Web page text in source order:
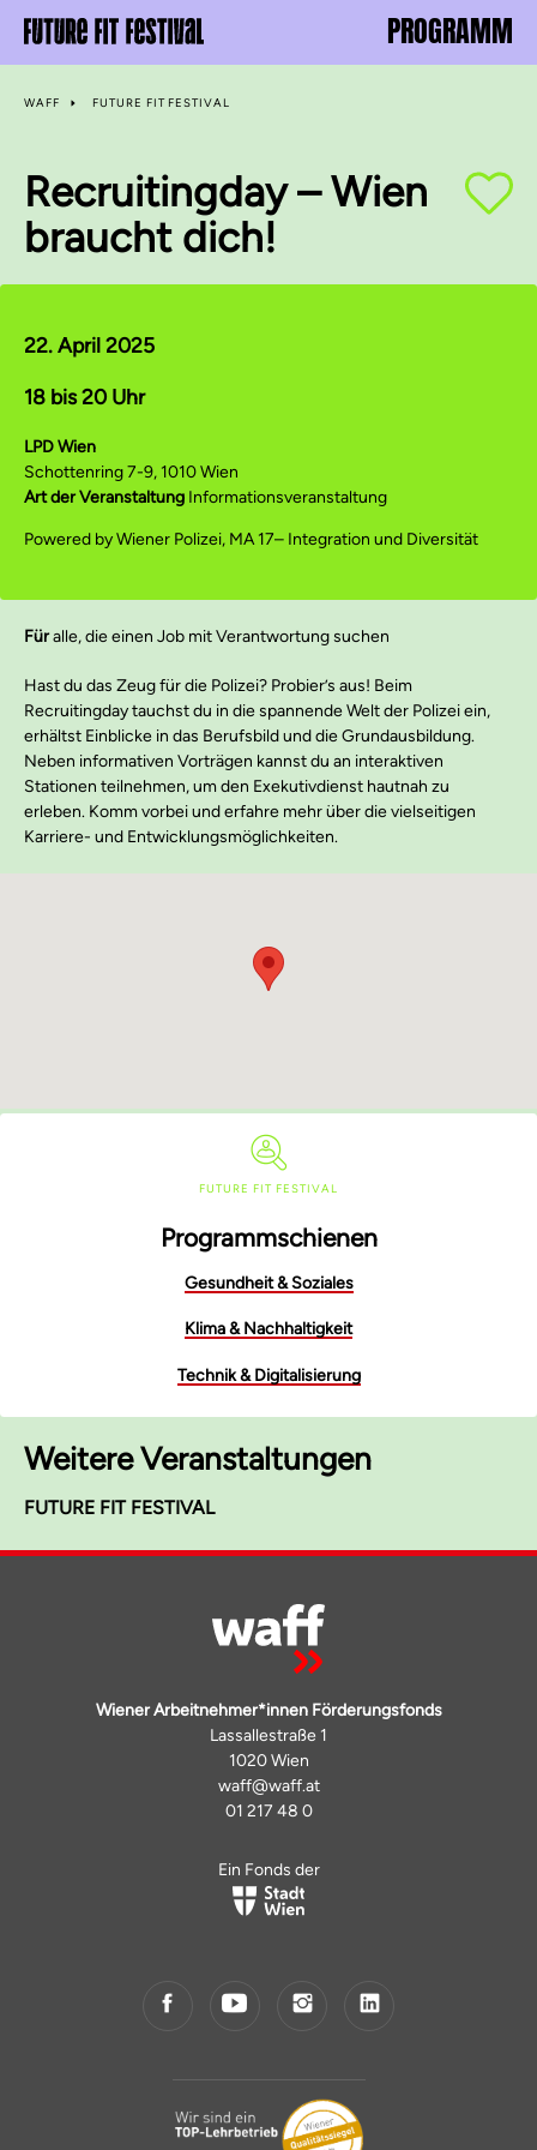
PROGRAMM
WAFF FUTURE FIT FESTIVAL
Recruitingday – Wien
braucht dich!
22. April 2025
18 bis 20 Uhr
LPD Wien
Schottenring 7-9, 1010 Wien
Art der Veranstaltung Informationsveranstaltung
Powered by Wiener Polizei, MA 17– Integration und Diversität
Füralle, die einen Job mit Verantwortung suchen
Hast du das Zeug für die Polizei? Probier’s aus! Beim
Recruitingday tauchst du in die spannende Welt der Polizei ein,
erhältst Einblicke in das Berufsbild und die Grundausbildung.
Neben informativen Vorträgen kannst du an interaktiven
Stationen teilnehmen, um den Exekutivdienst hautnah zu
erleben. Komm vorbei und erfahre mehr über die vielseitigen
Karriere- und Entwicklungsmöglichkeiten.
FUTURE FIT FESTIVAL
Programmschienen
Gesundheit & Soziales
Klima & Nachhaltigkeit
Technik & Digitalisierung
Weitere Veranstaltungen
FUTURE FIT FESTIVAL
Wiener Arbeitnehmer*innen Förderungsfonds
Lassallestraße 1
1020 Wien
waff@waff.at
01 217 48 0
Ein Fonds der